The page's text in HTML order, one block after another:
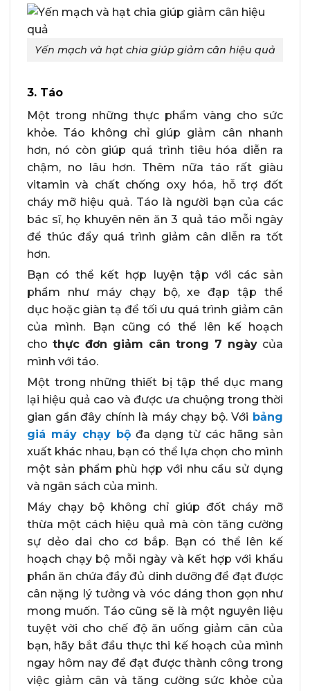
Yến mạch và hạt chia giúp giảm cân hiệu quả
3. Táo
Một trong những thực phẩm vàng cho sức
khỏe. Táo không chỉ giúp giảm cân nhanh
hơn, nó còn giúp quá trình tiêu hóa diễn ra
chậm, no lâu hơn. Thêm nữa táo rất giàu
vitamin và chất chống oxy hóa, hỗ trợ đốt
cháy mỡ hiệu quả. Táo là người bạn của các
bác sĩ, họ khuyên nên ăn 3 quả táo mỗi ngày
để thúc đẩy quá trình giảm cân diễn ra tốt
hơn.
Bạn có thể kết hợp luyện tập với các sản
phẩm như máy chạy bộ, xe đạp tập thể
dục hoặc giàn tạ để tối ưu quá trình giảm cân
của mình. Bạn cũng có thể lên kế hoạch
cho thực đơn giảm cân trong 7 ngày của
mình với táo.
Một trong những thiết bị tập thể dục mang
lại hiệu quả cao và được ưa chuộng trong thời
gian gần đây chính là máy chạy bộ. Với bảng
giá máy chạy bộđa dạng từ các hãng sản
xuất khác nhau, bạn có thể lựa chọn cho mình
một sản phẩm phù hợp với nhu cầu sử dụng
và ngân sách của mình.
Máy chạy bộ không chỉ giúp đốt cháy mỡ
thừa một cách hiệu quả mà còn tăng cường
sự dẻo dai cho cơ bắp. Bạn có thể lên kế
hoạch chạy bộ mỗi ngày và kết hợp với khẩu
phần ăn chứa đầy đủ dinh dưỡng để đạt được
cân nặng lý tưởng và vóc dáng thon gọn như
mong muốn. Táo cũng sẽ là một nguyên liệu
tuyệt vời cho chế độ ăn uống giảm cân của
bạn, hãy bắt đầu thực thi kế hoạch của mình
ngay hôm nay để đạt được thành công trong
việc giảm cân và tăng cường sức khỏe của